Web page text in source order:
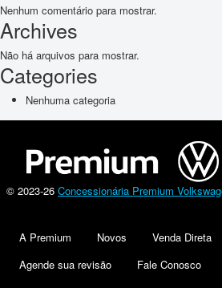
Nenhum comentário para mostrar.
Archives
Não há arquivos para mostrar.
Categories
Nenhuma categoria
© 2023-26 Concessionária Premium
A Premium Novos Venda Direta
Agende sua revisão
Fale Conosco